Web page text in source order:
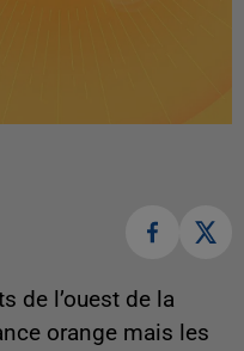
de l’ouest de la
orange mais les